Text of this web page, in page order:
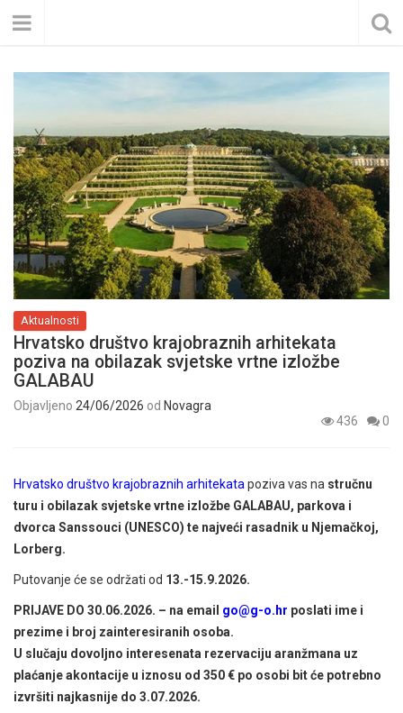
Aktualnosti
Hrvatsko društvo krajobraznih arhitekata
poziva na obilazak svjetske vrtne izložbe
GALABAU
Objavljeno 24/06/2026 od Novagra
436
0
Hrvatsko društvo krajobraznih arhitekatapoziva vas na stručnu
turu i obilazak svjetske vrtne izložbe GALABAU, parkova i
dvorca Sanssouci (UNESCO) te najveći rasadnik u Njemačkoj,
Lorberg.
Putovanje će se održati od 13.-15.9.2026.
PRIJAVE DO 30.06.2026. – na email go@g-o.hr poslati ime i
prezime i broj zainteresiranih osoba.
U slučaju dovoljno interesenata rezervaciju aranžmana uz
plaćanje akontacije u iznosu od 350 € po osobi bit će potrebno
izvršiti najkasnije do 3.07.2026.